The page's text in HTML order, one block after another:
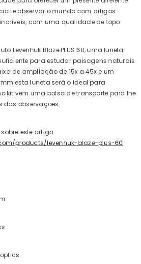
Telescópio Levenhuk
e observar o mundo com artigos
com uma qualidade de topo.
Levenhuk Blaze PLUS 60, uma luneta
para estudar paisagens naturais
de ampliação de 15x a 45x e um
esta luneta será o ideal para
kit vem uma bolsa de transporte para lhe
das observações.
este artigo:
products/levenhuk-blaze-plus-60